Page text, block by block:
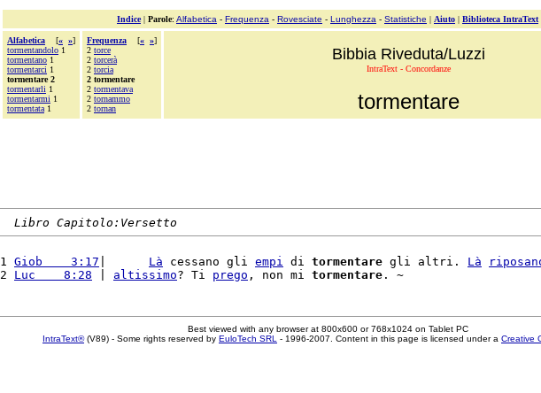
Indice| Parole: Alfabetica - Frequenza - Rovesciate - Lunghezza - Statistiche | Aiuto | Biblioteca IntraText
Alfabetica [« »]
tormentandolo 1
tormentano 1
tormentarci 1
tormentare 2
tormentarli 1
tormentarmi 1
tormentata 1
Frequenza [« »]
2 torce
2 torcerà
2 torcia
2 tormentare
2 tormentava
2 tornammo
2 tornan
Bibbia Riveduta/Luzzi
IntraText - Concordanze
tormentare
Libro Capitolo:Versetto
1 Giob    3:17 Là cessano gli empi di tormentare gli altri. Là
2 Luc    8:28 altissimo? Ti prego , non mi tormentare
Best viewed with any browser at 800x600 or 768x1024 on Tablet PC
IntraText®(V89) - Some rights reserved by EuloTech SRL - 1996-2007. Content in this page is licensed under a Creative